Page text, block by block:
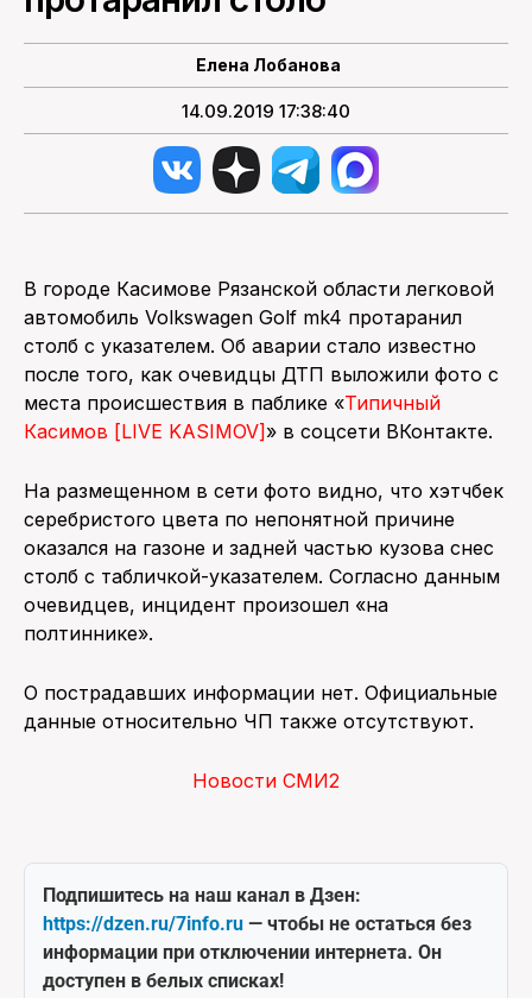
ПОИСК ПО САЙТУ
Елена Лобанова
14.09.2019 17:38:40
В городе Касимове Рязанской области легковой
автомобиль Volkswagen Golf mk4 протаранил
столб с указателем. Об аварии стало известно
после того, как очевидцы ДТП выложили фото с
места происшествия в паблике «Типичный
Касимов [LIVE KASIMOV] » в соцсети ВКонтакте.
На размещенном в сети фото видно, что хэтчбек
серебристого цвета по непонятной причине
оказался на газоне и задней частью кузова снес
столб с табличкой-указателем. Согласно данным
очевидцев, инцидент произошел «на
полтиннике».
О пострадавших информации нет. Официальные
данные относительно ЧП также отсутствуют.
Новости СМИ2
Подпишитесь на наш канал в Дзен:
https://dzen.ru/7info.ru — чтобы не остаться без
информации при отключении интернета. Он
доступен в белых списках!